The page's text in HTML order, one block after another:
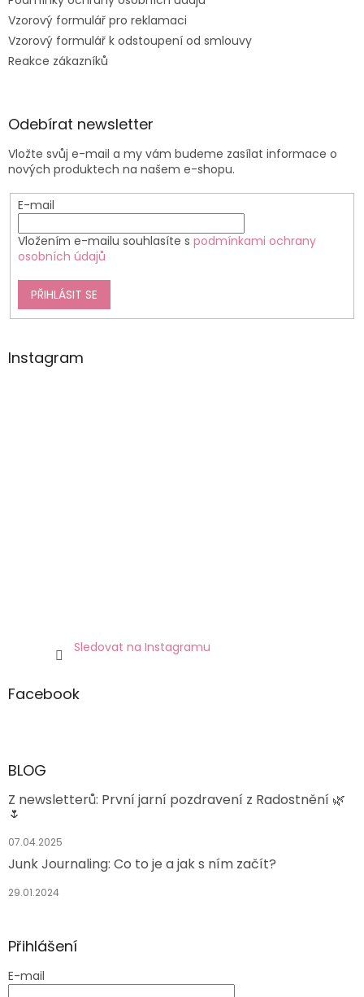
Vzorový formulář pro reklamaci
Vzorový formulář k odstoupení od smlouvy
Reakce zákazníků
Odebírat newsletter
Vložte svůj e-mail a my vám budeme zasílat informace o
nových produktech na našem e-shopu.
E-mail
Vložením e-mailu souhlasíte s podmínkami ochrany
osobních údajů
PŘIHLÁSIT SE
Instagram
Sledovat na Instagramu
Facebook
BLOG
Z newsletterů: První jarní pozdravení z Radostnění 🌿
🌷
07.04.2025
Junk Journaling: Co to je a jak s ním začít?
29.01.2024
Přihlášení
E-mail